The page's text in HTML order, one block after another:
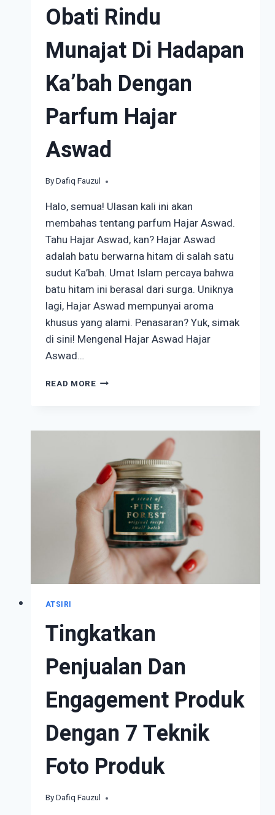
Obati Rindu
Munajat Di Hadapan
Ka’bah Dengan
Parfum Hajar
Aswad
ByDafiq Fauzul
October 30, 2024
Halo, semua! Ulasan kali ini akan
membahas tentang parfum Hajar Aswad.
Tahu Hajar Aswad, kan? Hajar Aswad
adalah batu berwarna hitam di salah satu
sudut Ka’bah. Umat Islam percaya bahwa
batu hitam ini berasal dari surga. Uniknya
lagi, Hajar Aswad mempunyai aroma
khusus yang alami. Penasaran? Yuk, simak
di sini! Mengenal Hajar Aswad Hajar
Aswad…
READ MOREOBATI
HADAPAN
DENGAN
PARFUM
HAJAR
ASWAD
ATSIRI
Tingkatkan
Penjualan Dan
Engagement Produk
Dengan 7 Teknik
Foto Produk
ByDafiq Fauzul
October 29, 2024